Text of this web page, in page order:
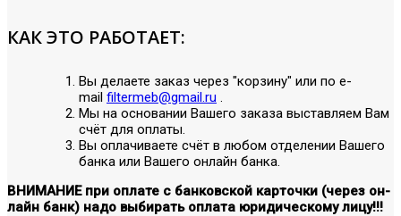
КАК ЭТО РАБОТАЕТ:
Вы делаете заказ через "корзину" или по е-
mail filtermeb@gmail.ru .
Мы на основании Вашего заказа выставляем Вам
счёт для оплаты.
Вы оплачиваете счёт в любом отделении Вашего
банка или Вашего онлайн банка.
ВНИМАНИЕ при оплате с банковской карточки (через он-
лайн банк) надо выбирать оплата юридическому лицу!!!